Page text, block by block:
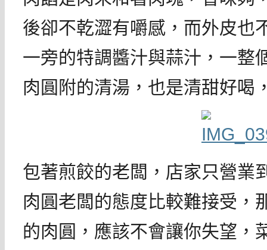
後卻不乾澀有嚼感，而外皮也
一旁的特調醬汁與蒜汁，一整
肉圓附的清湯，也是清甜好喝
包著煎餃的老闆，店家只營業
肉圓老闆的態度比較難接受，
的肉圓，應該不會讓你失望，